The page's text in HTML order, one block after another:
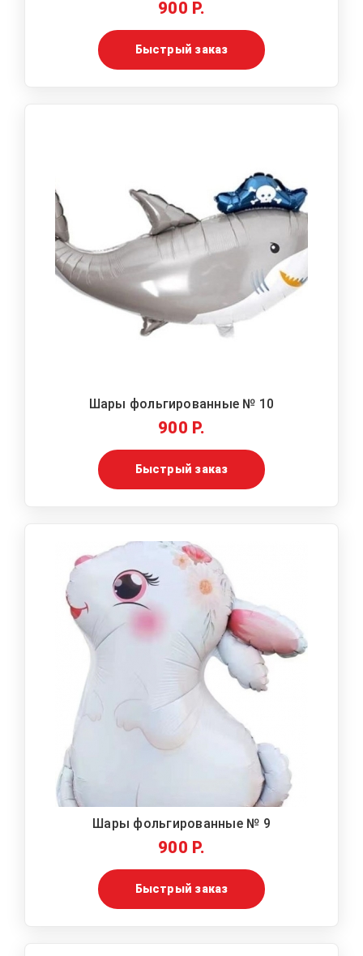
900 Р.
Быстрый заказ
Шары фольгированные № 10
900 Р.
Быстрый заказ
Шары фольгированные № 9
900 Р.
Быстрый заказ